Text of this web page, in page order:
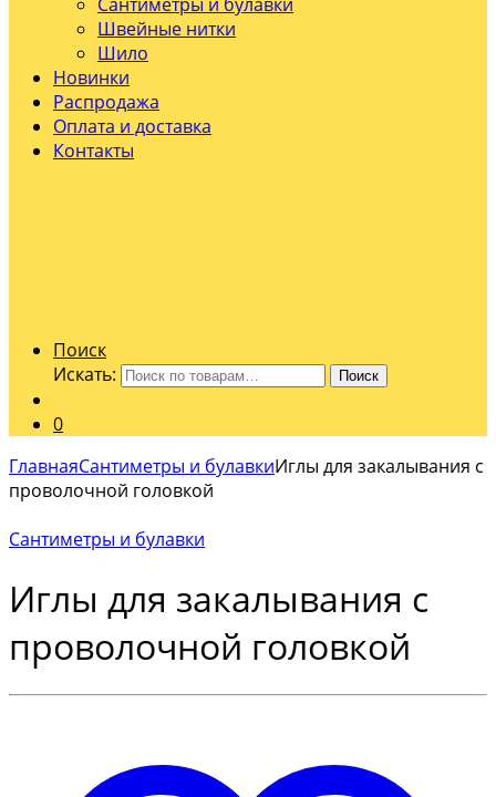
Швейные нитки
Шило
Новинки
Распродажа
Оплата и доставка
Контакты
Поиск
Искать:
Поиск
0
ГлавнаяСантиметры и булавкиИглы для закалывания с
проволочной головкой
Сантиметры и булавки
Иглы для закалывания с
проволочной головкой